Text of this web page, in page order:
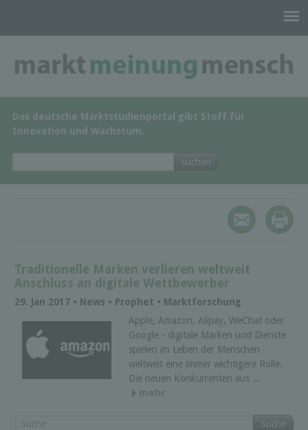
Das deutsche Marktstudienportal gibt Stoff für
Innovation und Wachstum.
Traditionelle Marken verlieren weltweit
Anschluss an digitale Wettbewerber
29. Jan 2017 • News • Prophet • Marktforschung
Apple, Amazon, Alipay, WeChat oder
Google - digitale Marken und Dienste
spielen im Leben der Menschen
weltweit eine immer wichtigere Rolle.
Die neuen Konkurrenten aus ...
mehr
Suche